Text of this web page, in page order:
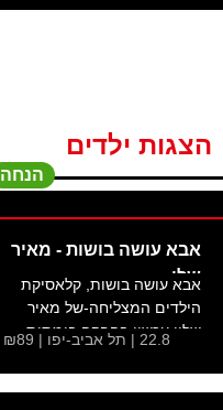
הצגות ילדים
הנחה
אבא עושה בושות - מאיר
שלו -
אבא עושה בושות, קלאסיקת
הילדים המצליחה-של מאיר
שליו עכשיו בהפקה בימתית...
22.8 | תל אביב-יפו | ₪89